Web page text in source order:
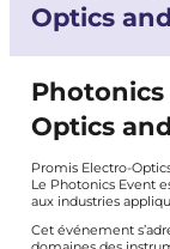
Optics
Photonics
Optics
Promis Electro-
Le Photonics Event
aux industries
Cet événement